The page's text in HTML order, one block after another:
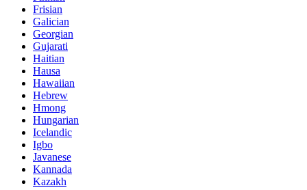
Frisian
Galician
Georgian
Gujarati
Haitian
Hausa
Hawaiian
Hebrew
Hmong
Hungarian
Icelandic
Igbo
Javanese
Kannada
Kazakh